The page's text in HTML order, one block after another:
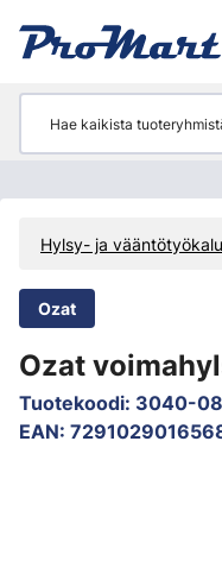
Hylsy- ja
Ozat
Ozat
Tuotekoodi: 3040-
EAN: